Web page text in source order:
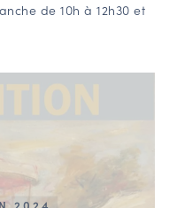
de 10h à 12h30 et